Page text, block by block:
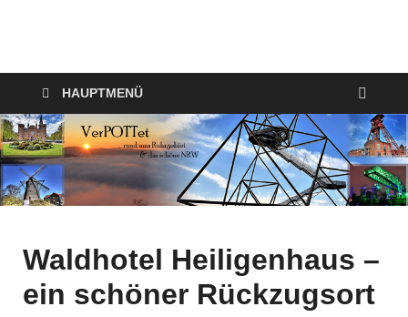
VerPOTTet
HAUPTMENÜ
Waldhotel Heiligenhaus –
ein schöner Rückzugsort